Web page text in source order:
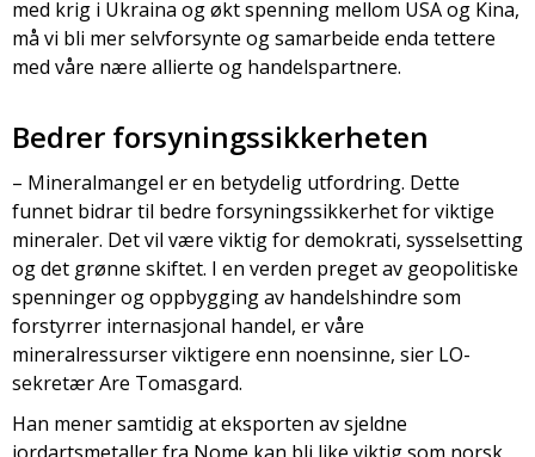
med krig i Ukraina og økt spenning mellom USA og Kina,
må vi bli mer selvforsynte og samarbeide enda tettere
med våre nære allierte og handelspartnere.
Bedrer forsyningssikkerheten
– Mineralmangel er en betydelig utfordring. Dette
funnet bidrar til bedre forsyningssikkerhet for viktige
mineraler. Det vil være viktig for demokrati, sysselsetting
og det grønne skiftet. I en verden preget av geopolitiske
spenninger og oppbygging av handelshindre som
forstyrrer internasjonal handel, er våre
mineralressurser viktigere enn noensinne, sier LO-
sekretær Are Tomasgard.
Han mener samtidig at eksporten av sjeldne